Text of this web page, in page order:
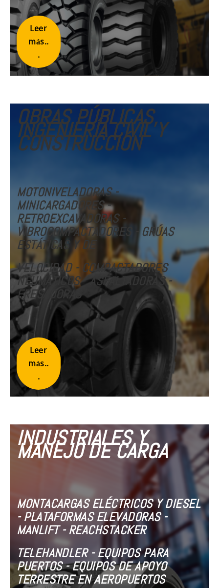
Leer
más..
.
OBRAS PÚBLICAS,
INGENIERÍA CIVIL Y
CONSTRUCCIÓN
MOTONIVELADORAS -
MINICARGADORES -
RETROEXCAVADORAS -
VIBROCOMPACTADORES - GRÚAS
ESTÁTICAS Y DE
VELOCIDAD- COMPACTADORES
NEUMÁTICOS-ASFALTADORAS -
FRESADORAS
Leer
más..
.
INDUSTRIALES Y
MANEJO DE CARGA
MONTACARGAS ELÉCTRICOS Y DIESEL
- PLATAFORMAS ELEVADORAS -
MANLIFT - REACHSTACKER
TELEHANDLER - EQUIPOS PARA
PUERTOS - EQUIPOS DE APOYO
TERRESTRE EN AEROPUERTOS